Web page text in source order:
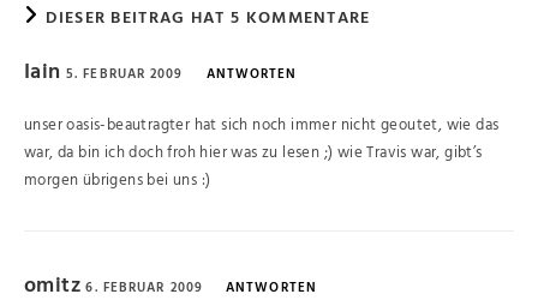
DIESER BEITRAG HAT 5 KOMMENTARE
Iain 5. FEBRUAR 2009 ANTWORTEN
unser oasis-beautragter hat sich noch immer nicht geoutet, wie das
war, da bin ich doch froh hier was zu lesen ;) wie Travis war, gibt’s
morgen übrigens bei uns :)
omitz 6. FEBRUAR 2009 ANTWORTEN